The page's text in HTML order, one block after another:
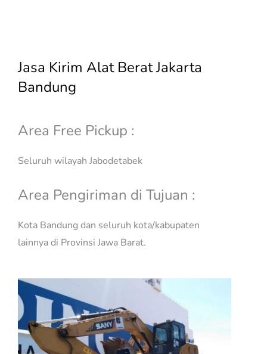
Jasa Kirim Alat Berat Jakarta
Bandung
Area Free Pickup :
Seluruh wilayah Jabodetabek
Area Pengiriman di Tujuan :
Kota Bandung dan seluruh kota/kabupaten
lainnya di Provinsi Jawa Barat.